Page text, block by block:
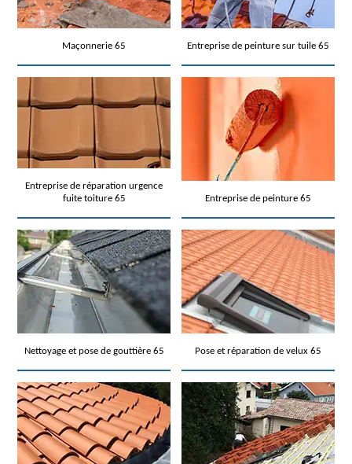
Maçonnerie 65 Entreprise de peinture sur tuile 65
Entreprise de réparation urgence
fuite toiture 65
Entreprise de peinture 65
Nettoyage et pose de gouttière 65 Pose et réparation de velux 65